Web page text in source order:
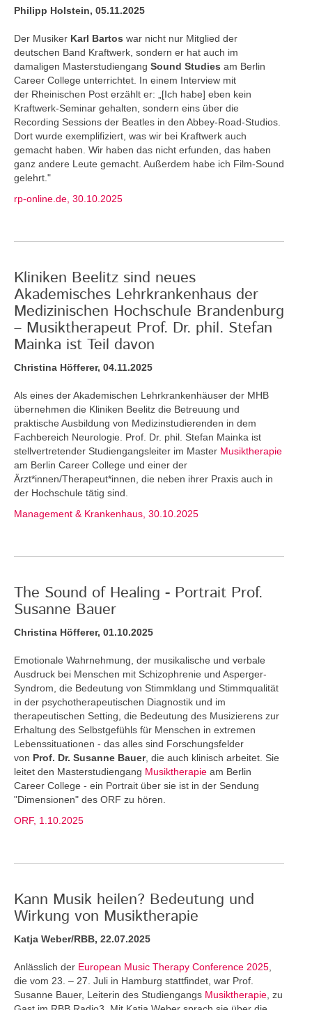
Philipp Holstein, 05.11.2025
Der Musiker Karl Bartos war nicht nur Mitglied der
deutschen Band Kraftwerk, sondern er hat auch im
damaligen Masterstudiengang Sound Studies am Berlin
Career College unterrichtet. In einem Interview mit
der Rheinischen Post erzählt er: „[Ich habe] eben kein
Kraftwerk-Seminar gehalten, sondern eins über die
Recording Sessions der Beatles in den Abbey-Road-Studios.
Dort wurde exemplifiziert, was wir bei Kraftwerk auch
gemacht haben. Wir haben das nicht erfunden, das haben
ganz andere Leute gemacht. Außerdem habe ich Film-Sound
gelehrt."
rp-online.de, 30.10.2025
Kliniken Beelitz sind neues
Akademisches Lehrkrankenhaus der
Medizinischen Hochschule Brandenburg
– Musiktherapeut Prof. Dr. phil. Stefan
Mainka ist Teil davon
Christina Höfferer, 04.11.2025
Als eines der Akademischen Lehrkrankenhäuser der MHB
übernehmen die Kliniken Beelitz die Betreuung und
praktische Ausbildung von Medizinstudierenden in dem
Fachbereich Neurologie. Prof. Dr. phil. Stefan Mainka ist
stellvertretender Studiengangsleiter im Master Musiktherapie
am Berlin Career College und einer der
Ärzt*innen/Therapeut*innen, die neben ihrer Praxis auch in
der Hochschule tätig sind.
Management & Krankenhaus, 30.10.2025
The Sound of Healing - Portrait Prof.
Susanne Bauer
Christina Höfferer, 01.10.2025
Emotionale Wahrnehmung, der musikalische und verbale
Ausdruck bei Menschen mit Schizophrenie und Asperger-
Syndrom, die Bedeutung von Stimmklang und Stimmqualität
in der psychotherapeutischen Diagnostik und im
therapeutischen Setting, die Bedeutung des Musizierens zur
Erhaltung des Selbstgefühls für Menschen in extremen
Lebenssituationen - das alles sind Forschungsfelder
von Prof. Dr. Susanne Bauer, die auch klinisch arbeitet. Sie
leitet den Masterstudiengang Musiktherapie am Berlin
Career College - ein Portrait über sie ist in der Sendung
"Dimensionen" des ORF zu hören.
ORF, 1.10.2025
Kann Musik heilen? Bedeutung und
Wirkung von Musiktherapie
Katja Weber/RBB, 22.07.2025
Anlässlich der European Music Therapy Conference 2025
die vom 23. – 27. Juli in Hamburg stattfindet, war Prof.
Susanne Bauer, Leiterin des Studiengangs Musiktherapie , zu